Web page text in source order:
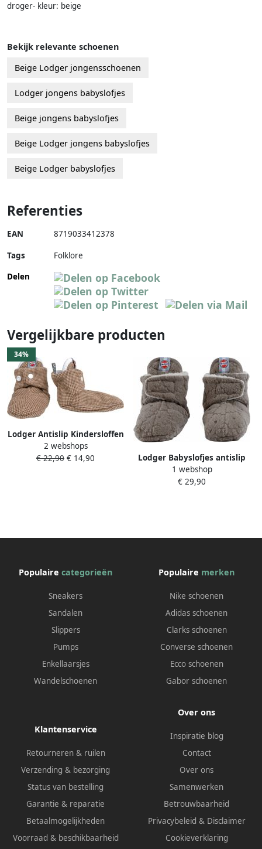
droger- kleur: beige
Bekijk relevante schoenen
Beige Lodger jongensschoenen
Lodger jongens babyslofjes
Beige jongens babyslofjes
Beige Lodger jongens babyslofjes
Beige Lodger babyslofjes
Referenties
EAN 8719033412378
Tags
Folklore
Delen
Vergelijkbare producten
34%
Lodger Antislip Kindersloffen
17 Beige Katoen
Drukknoopsluiting 6-12
2 webshops
€ 22,90 € 14,90
Lodger Babyslofjes antislip
Blijven zitten Fleece 12-18M
Bruin
1 webshop
€ 29,90
Populaire categorieën
Sneakers
Sandalen
Slippers
Pumps
Enkellaarsjes
Wandelschoenen
Populaire merken
Nike schoenen
Adidas schoenen
Clarks schoenen
Converse schoenen
Ecco schoenen
Gabor schoenen
Klantenservice
Retourneren & ruilen
Verzending & bezorging
Status van bestelling
Garantie & reparatie
Betaalmogelijkheden
Voorraad & beschikbaarheid
Over ons
Inspiratie blog
Contact
Over ons
Samenwerken
Betrouwbaarheid
Privacybeleid & Disclaimer
Cookieverklaring